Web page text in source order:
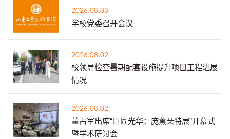
2026.08.03
学校党委召开会议
2026.08.02
校领导检查暑期配套设施提升项目工程进展
情况
2026.08.02
董占军出席“巨匠光华：庞薰琹特展”开幕式
暨学术研讨会